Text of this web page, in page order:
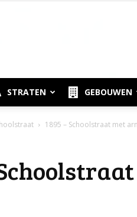
STRATEN GEBOUWEN
1895 – Schoolstraat met